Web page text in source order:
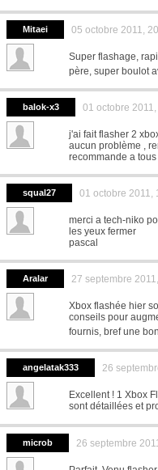
Mitaei 05 octobre 2011,
Super flashage,
père, super boulot
balok-x3 01 octobre
j'ai fait flasher 2
aucun problème ,
recommande a tous
squal27 01 octobre 2011,
merci a tech-niko
les yeux fermer
pascal
Aralar 27 septembre
Xbox flashée hier
conseils pour
fournis, bref une
angelatak333 26
Excellent ! 1 Xbox
sont détaillées et
microb 26 septembre